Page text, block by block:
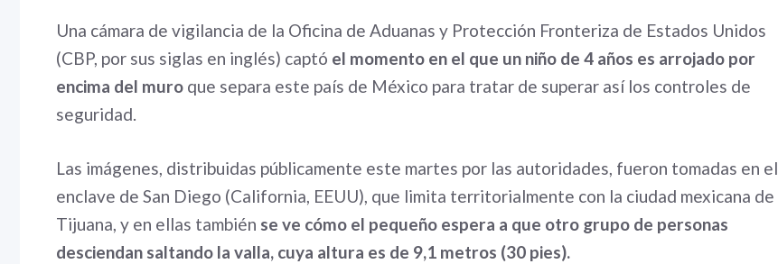
Una cámara de vigilancia de la Oficina de Aduanas y Protección Fronteriza de Estados Unidos
(CBP, por sus siglas en inglés) captó el momento en el que un niño de 4 años es arrojado por
encima del muro que separa este país de México para tratar de superar así los controles de
seguridad.
Las imágenes, distribuidas públicamente este martes por las autoridades, fueron tomadas en el
enclave de San Diego (California, EEUU), que limita territorialmente con la ciudad mexicana de
Tijuana, y en ellas también se ve cómo el pequeño espera a que otro grupo de personas
desciendan saltando la valla, cuya altura es de 9,1 metros (30 pies).